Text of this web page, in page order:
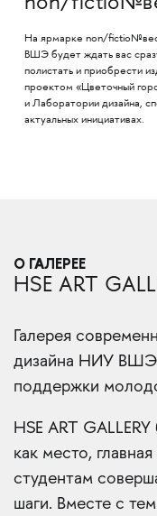
На ярмарке non/
ВШЭ будет ждать вас
полистать и приобрести
проектом «Цветочный
и Лаборатории дизайна,
актуальных инициативах.
О ГАЛЕРЕЕ
HSE ART
Галерея
дизайна НИУ ВШЭ
поддержки
HSE ART
как место,
студентам
шаги. Вместе с